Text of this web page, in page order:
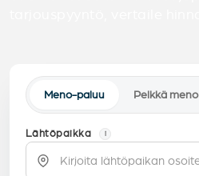
Meno-paluu Pelkkä meno
Lähtöpaikka i